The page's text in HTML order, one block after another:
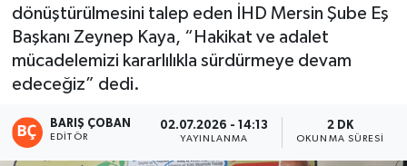
dönüştürülmesini talep eden İHD Mersin Şube Eş
Başkanı Zeynep Kaya, “Hakikat ve adalet
mücadelemizi kararlılıkla sürdürmeye devam
edeceğiz” dedi.
BARIŞ ÇOBAN
EDITÖR
02.07.2026 - 14:13
YAYINLANMA
2 DK
OKUNMA SÜRESI
Magazin
Mersin
Özel Haber